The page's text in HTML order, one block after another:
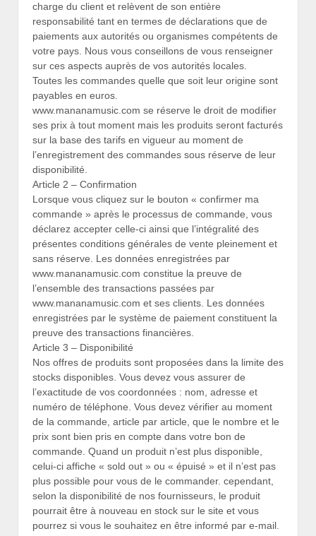
charge du client et relèvent de son entière
responsabilité tant en termes de déclarations que de
paiements aux autorités ou organismes compétents de
votre pays. Nous vous conseillons de vous renseigner
sur ces aspects auprès de vos autorités locales.
Toutes les commandes quelle que soit leur origine sont
payables en euros.
www.mananamusic.com se réserve le droit de modifier
ses prix à tout moment mais les produits seront facturés
sur la base des tarifs en vigueur au moment de
l’enregistrement des commandes sous réserve de leur
disponibilité.
Article 2 – Confirmation
Lorsque vous cliquez sur le bouton « confirmer ma
commande » après le processus de commande, vous
déclarez accepter celle-ci ainsi que l’intégralité des
présentes conditions générales de vente pleinement et
sans réserve. Les données enregistrées par
www.mananamusic.com constitue la preuve de
l’ensemble des transactions passées par
www.mananamusic.com et ses clients. Les données
enregistrées par le système de paiement constituent la
preuve des transactions financières.
Article 3 – Disponibilité
Nos offres de produits sont proposées dans la limite des
stocks disponibles. Vous devez vous assurer de
l’exactitude de vos coordonnées : nom, adresse et
numéro de téléphone. Vous devez vérifier au moment
de la commande, article par article, que le nombre et le
prix sont bien pris en compte dans votre bon de
commande. Quand un produit n’est plus disponible,
celui-ci affiche « sold out » ou « épuisé » et il n’est pas
plus possible pour vous de le commander. cependant,
selon la disponibilité de nos fournisseurs, le produit
pourrait être à nouveau en stock sur le site et vous
pourrez si vous le souhaitez en être informé par e-mail.